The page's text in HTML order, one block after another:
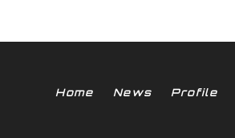
Home News Profile